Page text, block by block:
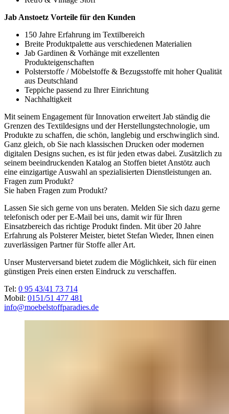
Jab Anstoetz Vorteile für den Kunden
150 Jahre Erfahrung im Textilbereich
Breite Produktpalette aus verschiedenen Materialien
Jab Gardinen & Vorhänge mit exzellenten
Produkteigenschaften
Polsterstoffe / Möbelstoffe & Bezugsstoffe mit hoher Qualität
aus Deutschland
Teppiche passend zu Ihrer Einrichtung
Nachhaltigkeit
Mit seinem Engagement für Innovation erweitert Jab ständig die
Grenzen des Textildesigns und der Herstellungstechnologie, um
Produkte zu schaffen, die schön, langlebig und erschwinglich sind.
Ganz gleich, ob Sie nach klassischen Drucken oder modernen
digitalen Designs suchen, es ist für jeden etwas dabei. Zusätzlich zu
seinem beeindruckenden Katalog an Stoffen bietet Anstötz auch
eine einzigartige Auswahl an spezialisierten Dienstleistungen an.
Fragen zum Produkt?
Sie haben Fragen zum Produkt?
Lassen Sie sich gerne von uns beraten. Melden Sie sich dazu gerne
telefonisch oder per E-Mail bei uns, damit wir für Ihren
Einsatzbereich das richtige Produkt finden. Mit über 20 Jahre
Erfahrung als Polsterer Meister, bietet Stefan Wieder, Ihnen einen
zuverlässigen Partner für Stoffe aller Art.
Unser Musterversand bietet zudem die Möglichkeit, sich für einen
günstigen Preis einen ersten Eindruck zu verschaffen.
Tel: 0 95 43/41 73 714
Mobil: 0151/51 477 481
info@moebelstoffparadies.de